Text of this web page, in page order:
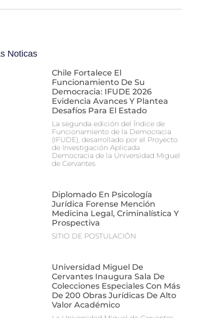
Noticas
Chile Fortalece El
Funcionamiento De Su
Democracia: IFUDE 2026
Evidencia Avances Y Plantea
Desafíos Para El Estado
La segunda edición del Índice de
Funcionamiento de la Democracia
(IFUDE), desarrollado por el Proyecto
de Investigación Aplicada
Democracia de la Universidad Miguel
de Cervantes
Diplomado En Psicología
Jurídica Forense Mención
Medicina Legal, Criminalística Y
Prospectiva
SITIO DE POSTULACIÓN
Universidad Miguel De
Cervantes Inaugura Sala De
Colecciones Especiales Con Más
De 200 Obras Jurídicas De Alto
Valor Académico